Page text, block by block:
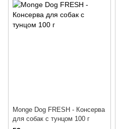
Monge Dog FRESH - Консерва
для собак с тунцом 100 г